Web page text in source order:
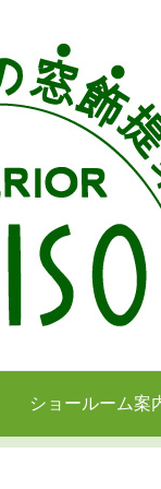
ショールーム案